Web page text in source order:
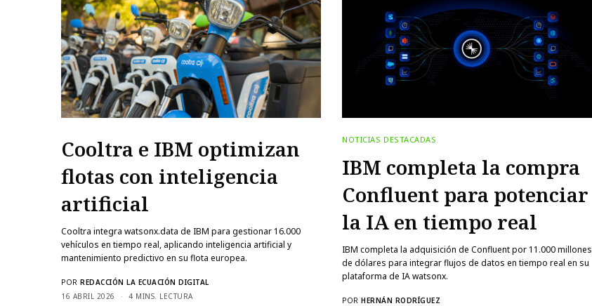
Cooltra e IBM optimizan
flotas con inteligencia
artificial
Cooltra integra watsonx.data de IBM para gestionar 16.000
vehículos en tiempo real, aplicando inteligencia artificial y
mantenimiento predictivo en su flota europea.
POR REDACCIÓN LA ECUACIÓN DIGITAL
16 ABRIL 2026
4 MINS. LECTURA
NOTICIAS DESTACADAS
IBM completa la compra
Confluent para potenciar
la IA en tiempo real
IBM completa la adquisición de Confluent por 11.000 millones
de dólares para integrar flujos de datos en tiempo real en su
plataforma de IA watsonx.
POR HERNÁN RODRÍGUEZ